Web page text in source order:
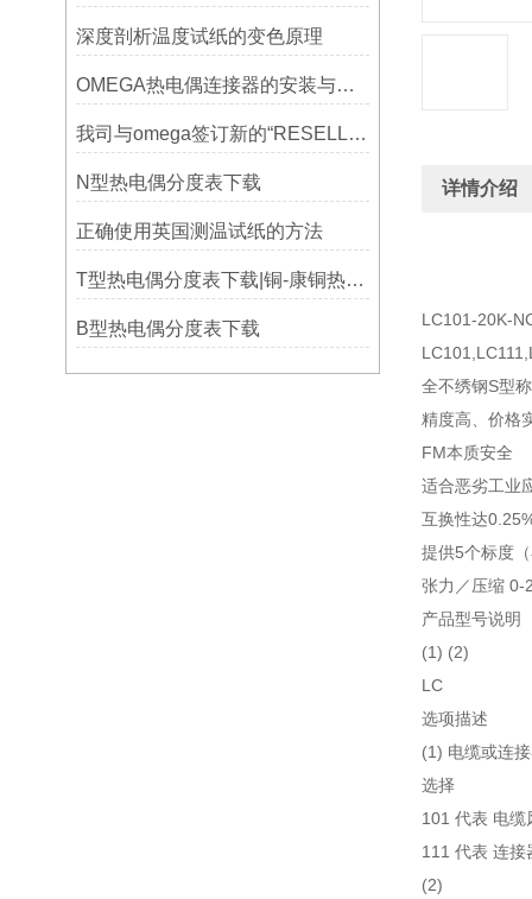
深度剖析温度试纸的变色原理
OMEGA热电偶连接器的安装与调试
我司与omega签订新的“RESELLER’S CERTIFICATION OF EXPORT COMPLIANCE“
N型热电偶分度表下载
正确使用英国测温试纸的方法
T型热电偶分度表下载|铜-康铜热电偶分度表下载
B型热电偶分度表下载
详情介绍
LC101-20K-
全不绣钢S型
精度高、价格
FM本质安全
适合恶劣工业
互换性达
提供5个标度
张力／压缩 0-
产品型号说明
(1) (2)
LC
选项描述
(1) 电缆或连
选择
101 代表 电缆
111 代表 连接
(2)